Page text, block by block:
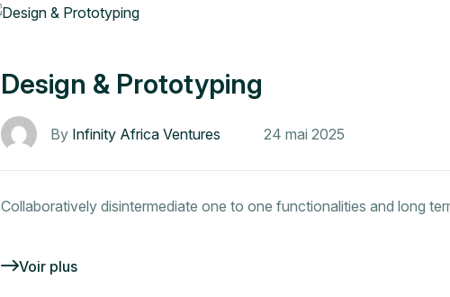
Design & Prototyping
By Infinity Africa Ventures 24 mai 2025
Collaboratively disintermediate one to one functionalities and long
Voir plus